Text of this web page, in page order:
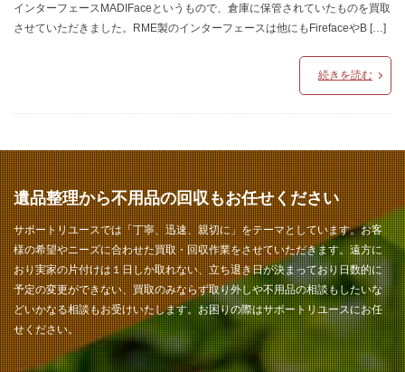
インターフェースMADIFaceというもので、倉庫に保管されていたものを買取
させていただきました。RME製のインターフェースは他にもFirefaceやB […]
続きを読む
遺品整理から不用品の回収もお任せください
サポートリユースでは「丁寧、迅速、親切に」をテーマとしています。お客
様の希望やニーズに合わせた買取・回収作業をさせていただきます。遠方に
おり実家の片付けは１日しか取れない、立ち退き日が決まっており日数的に
予定の変更ができない、買取のみならず取り外しや不用品の相談もしたいな
どいかなる相談もお受けいたします。お困りの際はサポートリユースにお任
せください。